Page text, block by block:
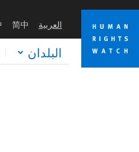
Skip
cookie
privacy
notice
Skip
main
content
العربية 简中
البلدان